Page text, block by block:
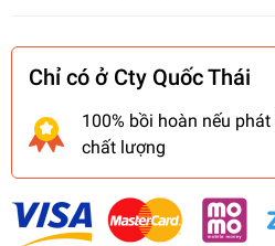
Chỉ có ở Cty Quốc Thái
100% bồi hoàn nếu
chất lượng